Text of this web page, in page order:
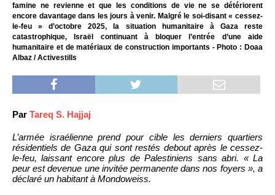
famine ne revienne et que les conditions de vie ne se détériorent
encore davantage dans les jours à venir. Malgré le soi-disant « cessez-
le-feu » d’octobre 2025, la situation humanitaire à Gaza reste
catastrophique, Israël continuant à bloquer l’entrée d’une aide
humanitaire et de matériaux de construction importants - Photo : Doaa
Albaz / Activestills
Par Tareq S. Hajjaj
L’armée israélienne prend pour cible les derniers quartiers
résidentiels de Gaza qui sont restés debout après le cessez-
le-feu, laissant encore plus de Palestiniens sans abri. « La
peur est devenue une invitée permanente dans nos foyers », a
déclaré un habitant à Mondoweiss.